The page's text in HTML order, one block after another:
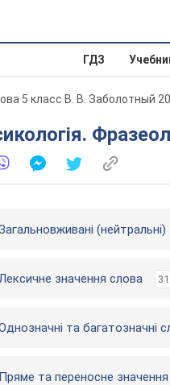
ГДЗ
5 класс В. В. Заболотный
значення слова
та багатозначні
та переносне значення